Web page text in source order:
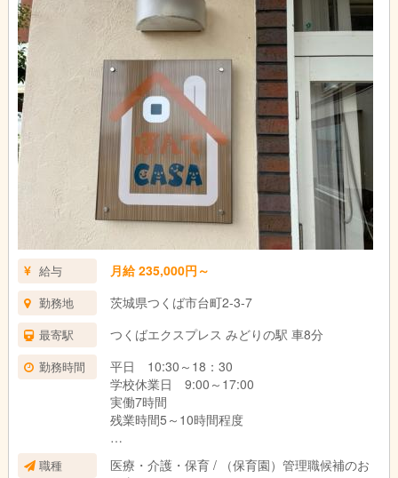
給与 月給 235,000円～
勤務地 茨城県つくば市台町2-3-7
最寄駅 つくばエクスプレス みどりの駅 車8分
勤務時間
平日 10:30～18：30
学校休業日 9:00～17:00
実働7時間
残業時間5～10時間程度
日曜定休プラス1日シフト休
職種
医療・介護・保育 / （保育園）管理職候補のお